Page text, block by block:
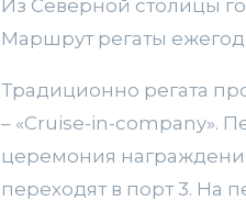
Из Северной столицы
Маршрут регаты
Традиционно регата
– «Сruise-in-company».
церемония
переходят в порт 3. На